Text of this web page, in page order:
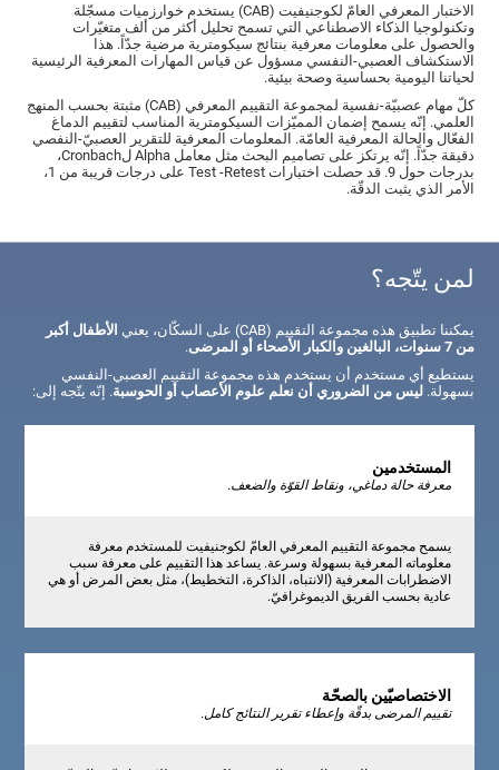
الاختبار المعرفي العامّ لكوجنيفيت (CAB) يستخدم خوارزميات مسجّلة
وتكنولوجيا الذكاء الاصطناعي التي تسمح تحليل أكثر من ألف متغيّرات
والحصول على معلومات معرفية بنتائج سيكومترية مرضية جدّاً. هذا
الاستكشاف العصبي-النفسي مسؤول عن قياس المهارات المعرفية الرئيسية
لحياتنا اليومية بحساسية وصحة بيئية.
كلّ مهام عصبيّة-نفسية لمجموعة التقييم المعرفي (CAB) مثبتة بحسب المنهج
العلمي. إنّه يسمح إضمان المميّزات السيكومترية المناسب لتقييم الدماغ
الفعّال والحالة المعرفية العامّة. المعلومات المعرفية للتقرير العصبيّ-النفصي
دقيقة جدّاً. إنّه يرتكز على تصاميم البحث مثل معامل Alpha لCronbach،
بدرجات حول 9. قد حصلت اختبارات Test -Retest على درجات قريبة من 1،
الأمر الذي يثبت الدقّة.
لمن يتّجه؟
يمكننا تطبيق هذه مجموعة التقييم (CAB) على السكّان، يعني
الأطفال أكبر
من 7 سنوات، البالغين والكبار الأصحاء أو المرضى
.
يستطيع أي مستخدم أن يستخدم هذه مجموعة التقييم العصبي-النفسي
بسهولة.ليس من الضروري أن نعلم علوم الأعصاب أو الحوسبة. إنّه يتّجه إلى:
المستخدمين
معرفة حالة دماغي، ونقاط القوّة والضعف.
يسمح مجموعة التقييم المعرفي العامّ لكوجنيفيت للمستخدم معرفة
معلوماته المعرفية بسهولة وسرعة. يساعد هذا التقييم على معرفة سبب
الاضطرابات المعرفية (الانتباه، الذاكرة، التخطيط)، مثل بعض المرض أو هي
عادية بحسب الفريق الديموغرافيّ.
الاختصاصيّين بالصحّة
تقييم المرضى بدقّة وإعطاء تقرير النتائج كامل.